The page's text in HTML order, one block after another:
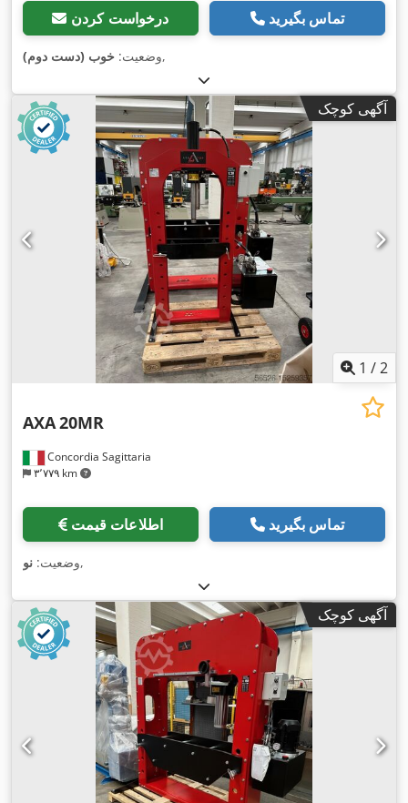
درخواست کردن تماس بگیرید
وضعیت: خوب (دست دوم) ,
آگهی کوچک
1 /2
Concordia Sagittaria
۳٬۷۷۹ km
AXA20MR
اطلاعات قیمت تماس بگیرید
وضعیت: نو ,
آگهی کوچک